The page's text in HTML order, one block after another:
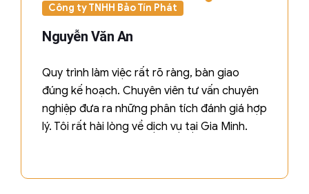
Công ty TNHH Bảo Tín Phát
Nguyễn Văn An
Quy trình làm việc rất rõ ràng, bàn giao
đúng kế hoạch. Chuyên viên tư vấn chuyên
nghiệp đưa ra những phân tích đánh giá hợp
lý. Tôi rất hài lòng về dịch vụ tại Gia Minh.